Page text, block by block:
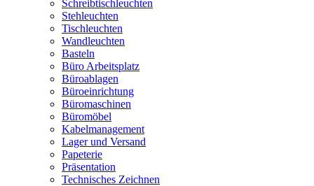
Schreibtischleuchten
Stehleuchten
Tischleuchten
Wandleuchten
Basteln
Büro Arbeitsplatz
Büroablagen
Büroeinrichtung
Büromaschinen
Büromöbel
Kabelmanagement
Lager und Versand
Papeterie
Präsentation
Technisches Zeichnen